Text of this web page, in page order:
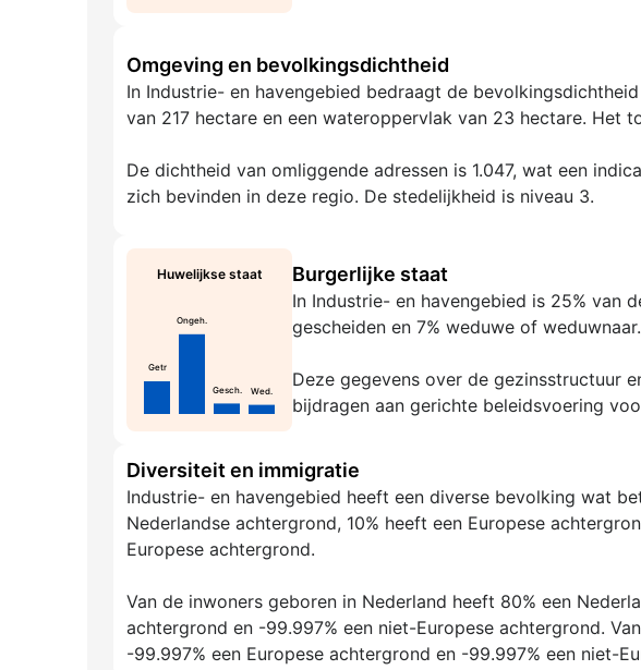
Omgeving en bevolkingsdichtheid
In Industrie- en havengebied bedraagt de
van 217 hectare en een wateroppervlak van 23 hectare. Het
De dichtheid van omliggende adressen is 1.047, wat een
zich bevinden in deze regio. De stedelijkheid is niveau 3.
Huwelijkse staat
Getr
Ongeh.
Gesch. Wed.
Burgerlijke staat
In Industrie- en havengebied is 25% van
gescheiden en 7% weduwe of weduwnaar.
Deze gegevens over de gezinsstructuur
bijdragen aan gerichte beleidsvoering
Diversiteit en immigratie
Industrie- en havengebied heeft een diverse bevolking wat
Nederlandse achtergrond, 10% heeft een Europese
Europese achtergrond.
Van de inwoners geboren in Nederland heeft 80% een
achtergrond en -99.997% een niet-Europese achtergrond.
-99.997% een Europese achtergrond en -99.997% een niet-